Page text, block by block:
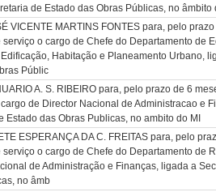
de Estado das Obras Públicas, no âmbito
VICENTE MARTINS FONTES para, pelo
serviço o cargo de Chefe do Departamento de
Habitação e Planeamento Urbano,
Públic
A. S. RIBEIRO para, pelo prazo de 6
de Director Nacional de Administracao e
Estado das Obras Publicas, no ambito do MI
ESPERANÇA DA C. FREITAS para, pelo
serviço o cargo de Chefe do Departamento de
de Administração e Finanças, ligada a
no âmb